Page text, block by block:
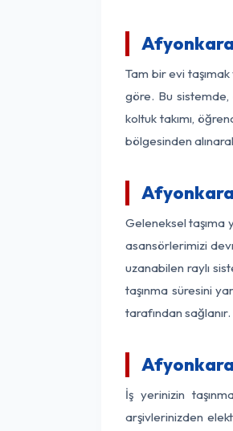
Tam bir evi
göre. Bu sistemde,
koltuk takımı,
bölgesinden
Geleneksel taşıma
asansörlerimizi
uzanabilen raylı
taşınma süresini
tarafından sağlanır.
İş yerinizin
arşivlerinizden